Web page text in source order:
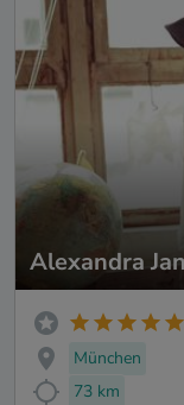
Alexandra
München
73 km